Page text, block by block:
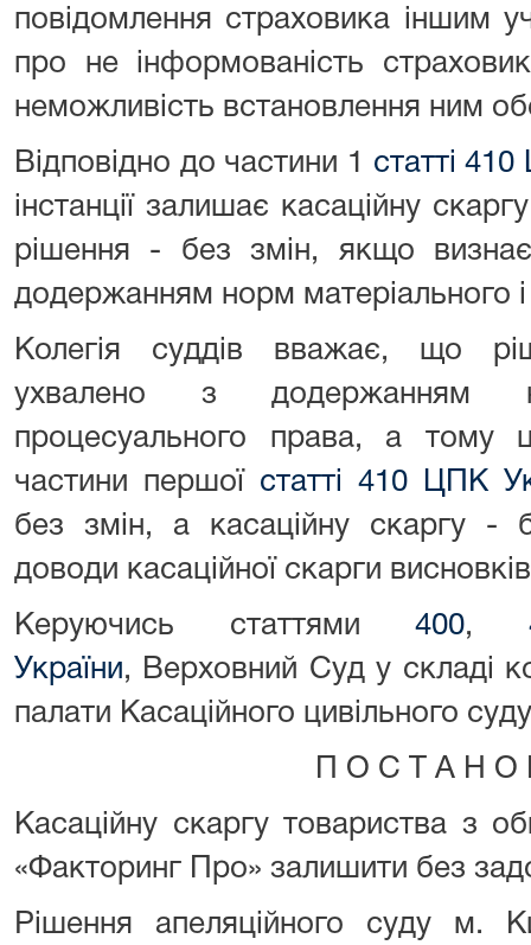
повідомлення страховика іншим
про не інформованість
неможливість встановлення ним
Відповідно до частини 1 статті
інстанції залишає касаційну
рішення - без змін, якщо
додержанням норм матеріального
Колегія суддів вважає, що
ухвалено з додержанням
процесуального права, а тому
частини першої статті 410 ЦПК
без змін, а касаційну скаргу -
доводи касаційної скарги
Керуючись статтями 400,
України, Верховний Суд у складі
палати Касаційного цивільного суду
П О С Т А Н О
Касаційну скаргу товариства з
«Факторинг Про» залишити без
Рішення апеляційного суду м.